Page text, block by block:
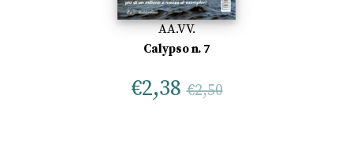
AA.VV.
Calypso n. 7
€2,38 €2,50